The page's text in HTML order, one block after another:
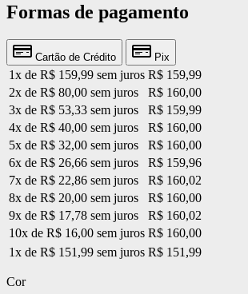
Formas de pagamento
Cartão de Crédito Pix
1x de R$ 159,99 sem juros R$ 159,99
2x de R$ 80,00 sem juros
R$ 160,00
3x de R$ 53,33 sem juros
R$ 159,99
4x de R$ 40,00 sem juros
R$ 160,00
5x de R$ 32,00 sem juros
R$ 160,00
6x de R$ 26,66 sem juros
R$ 159,96
7x de R$ 22,86 sem juros
R$ 160,02
8x de R$ 20,00 sem juros
R$ 160,00
9x de R$ 17,78 sem juros
R$ 160,02
10x de R$ 16,00 sem juros R$ 160,00
1x de R$ 151,99 sem juros R$ 151,99
Cor